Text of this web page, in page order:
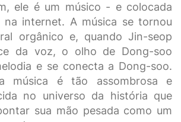
ele é um músico - e colocada
na internet. A música se tornou
orgânico e, quando Jin-seop
da voz, o olho de Dong-soo
e se conecta a Dong-soo.
música é tão assombrosa e
no universo da história que
sua mão pesada como um